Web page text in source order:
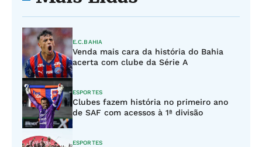
E.C.BAHIA
Venda mais cara da história do Bahia
acerta com clube da Série A
ESPORTES
Clubes fazem história no primeiro ano
de SAF com acessos à 1ª divisão
ESPORTES